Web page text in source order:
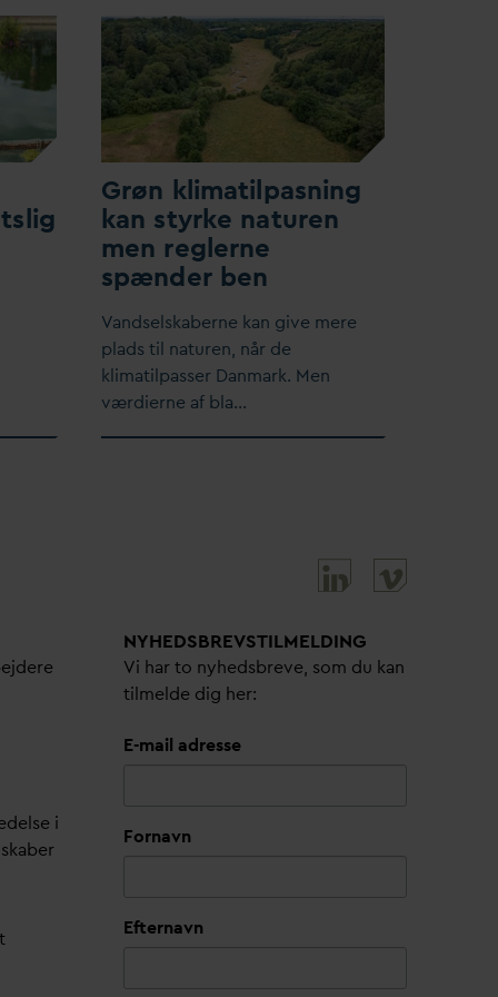
Grøn klimatilpasning
kan styrke naturen
men reglerne
spænder ben
Vandselskaberne kan give mere
plads til naturen, når de
klimatilpasser Danmark. Men
værdierne af bla…
i
NYHEDSBREVS­TILMELDING
Vi har to nyhedsbreve, som du kan
tilmelde dig her:
E-mail adresse
Fornavn
Efternavn